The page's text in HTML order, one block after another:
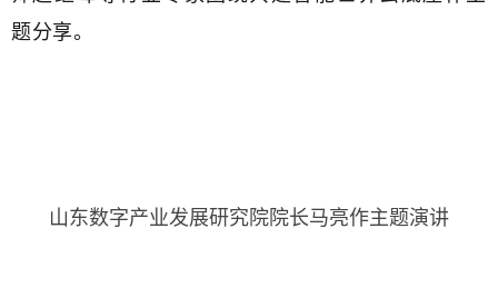
题分享。
山东数字产业发展研究院院长马亮作主题演讲